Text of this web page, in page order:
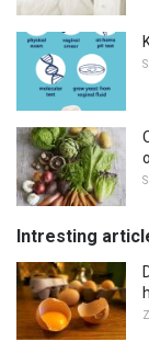
Intresting